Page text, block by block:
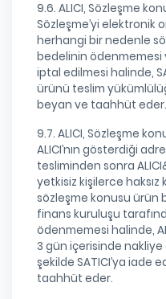
9.6. ALICI, Sözleşme
Sözleşme’yi
herhangi bir nedenle
bedelinin ödenmemesi
iptal edilmesi halinde,
ürünü teslim
beyan ve taahhüt eder.
9.7. ALICI, Sözleşme
ALICI’nın gösterdiği
tesliminden sonra
yetkisiz kişilerce haksız
sözleşme konusu ürün
finans kuruluşu
ödenmemesi halinde,
3 gün içerisinde nakliye
şekilde SATICI’ya iade
taahhüt eder.